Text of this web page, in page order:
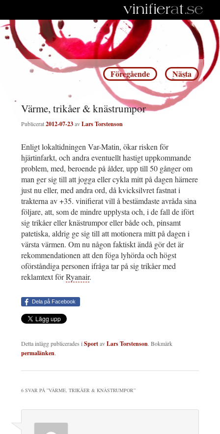
Inläggsnavigering
Föregående Nästa
Värme, trikåer & knästrumpor
Publicerat2012-07-23avLars Torstenson
Enligt lokaltidningen Var-Matin, ökar risken för
hjärtinfarkt, och andra eventuellt hastigt uppkommande
problem, med, beroende på ålder, upp till 50 gånger om
man ger sig till att jogga eller cykla mitt på dagen härnere
just nu eller, med andra ord, då kvicksilvret fastnat i
trakterna av +35. vinifierat vill å bestämdaste avråda sina
följare, att, som de mindre upplysta och, i de fall de ifört
sig trikåer eller knästrumpor eller både och, pinsamt
patetiska, aldrig ge sig till att motionera mitt på dagen i
värsta värmen. Om nu någon faktiskt ändå gör det är
rekommendationen att den föga lyhörda och högst
oförståndiga personen ifråga tar på sig trikåer med
reklamtext förRyanair.
Dela på Facebook
Detta inlägg publicerades iSportavLars Torstenson. Bokmärk
permalänken.
6 SVAR PÅ ”VÄRME, TRIKÅER & KNÄSTRUMPOR”